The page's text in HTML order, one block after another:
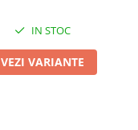
IN STOC
VEZI VARIANTE